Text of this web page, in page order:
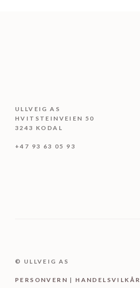
ULLVEIG AS
HVITSTEINVEIEN 50
3243 KODAL
+47 93 63 05 93
© ULLVEIG AS
PERSONV ER N | HANDELSVILKÅR